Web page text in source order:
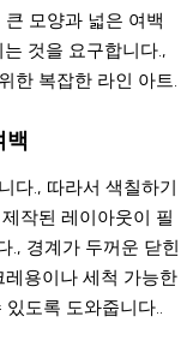
모양과 넓은 여백
것을 요구합니다.,
한 복잡한 라인 아트.
백
다., 따라서 색칠하기
작된 레이아웃이 필
., 경계가 두꺼운 닫힌
용이나 세척 가능한
도록 도와줍니다..